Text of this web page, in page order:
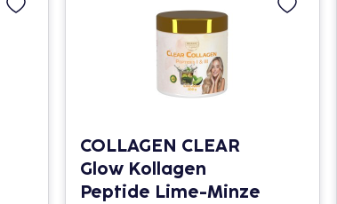
COLLAGEN CLEAR
Glow Kollagen
Peptide Lime-Minze